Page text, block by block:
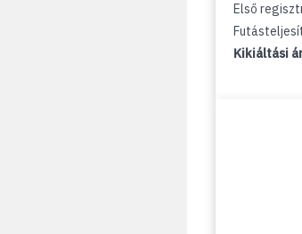
Első
Kikiáltási